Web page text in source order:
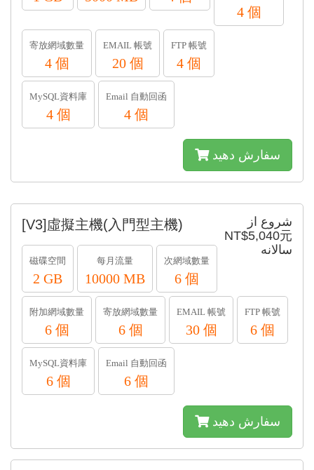
4 個
寄放網域數量
4 個
EMAIL 帳號
20 個
FTP 帳號
4 個
MySQL資料庫
4 個
Email 自動回函
4 個
سفارش دهید
شروع از
NT$5,040元
سالانه
[V3]虛擬主機(入門型主機)
磁碟空間
2 GB
每月流量
10000 MB
次網域數量
6 個
附加網域數量
6 個
寄放網域數量
6 個
EMAIL 帳號
30 個
FTP 帳號
6 個
MySQL資料庫
6 個
Email 自動回函
6 個
سفارش دهید